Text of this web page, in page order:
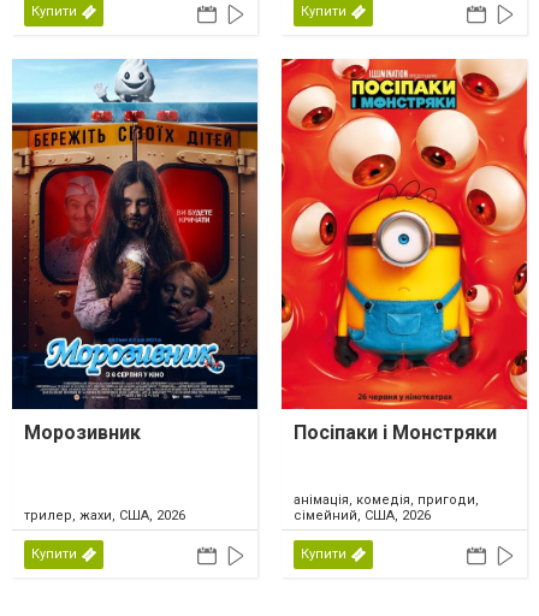
Купити Купити
Морозивник
трилер, жахи, США, 2026
Купити
Посіпаки і Монстряки
анімація, комедія, пригоди,
сімейний, США, 2026
Купити